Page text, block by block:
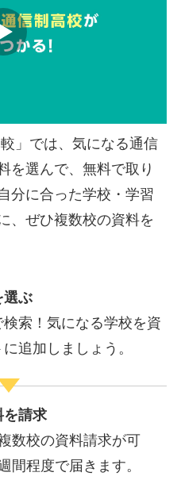
」では、気になる通信
を選んで、無料で取り
分に合った学校・学習
、ぜひ複数校の資料を
選ぶ
索！気になる学校を資
追加しましょう。
を請求
数校の資料請求が可
間程度で届きます。